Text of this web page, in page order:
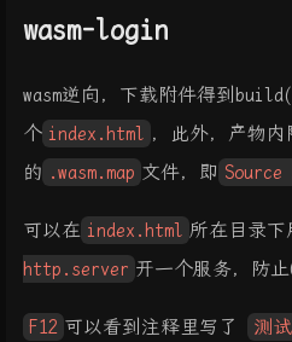
wasm-login
wasm逆向，下载附件得到
个 index.html ，此外，产物内
的 .wasm.map 文件，即 Source
可以在 index.html 所在目录下
http.server 开一个服务，防止
F12 可以看到注释里写了
测